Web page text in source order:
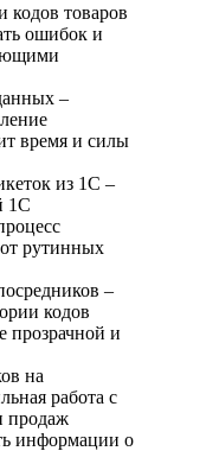
кодов товаров
ошибок и
–
время и силы
из 1С –
1С
рутинных
–
кодов
прозрачной и
на
работа с
продаж
информации о